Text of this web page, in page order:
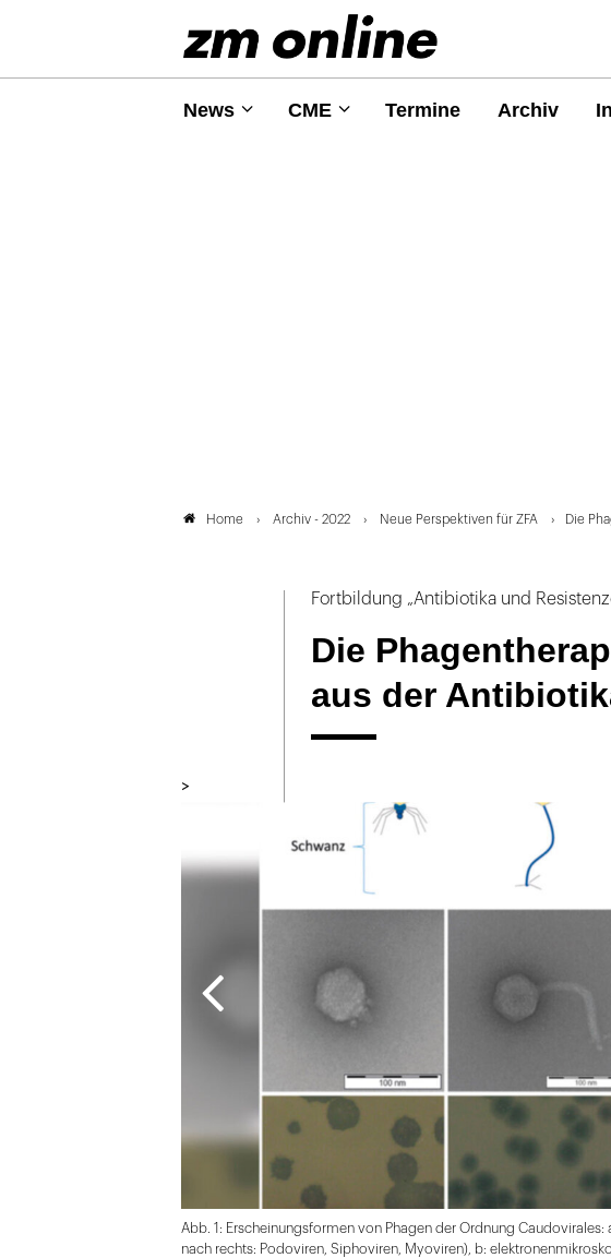
News CME Termine Archiv
Home Archiv - 2022 Neue Perspektiven für ZFA Die
Fortbildung „Antibiotika und
Die
aus der
>
Abb. 1: Erscheinungsformen von Phagen der Ordnung
nach rechts: Podoviren, Siphoviren, Myoviren), b: